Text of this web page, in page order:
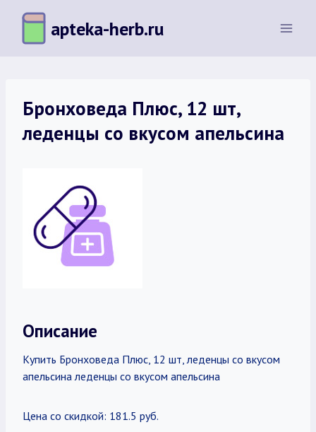
Перейти
содержимому
apteka-herb.ru
Бронховеда Плюс, 12 шт,
леденцы со вкусом апельсина
Описание
Купить Бронховеда Плюс, 12 шт, леденцы со вкусом
апельсина леденцы со вкусом апельсина
Цена со скидкой: 181.5 руб.